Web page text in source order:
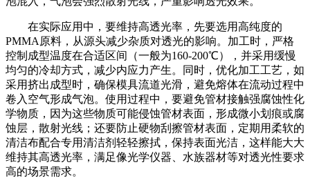
在实际应用中，要维持高透光率，先要选用高纯度的
PMMA原料，从源头减少杂质对透光的影响。加工时，严格
控制成型温度在合适区间（一般为160-200℃），并采用缓慢
均匀的冷却方式，减少内应力产生。同时，优化加工工艺，如
采用挤出成型时，确保模具流道光滑，避免熔体在流动过程中
卷入空气形成气泡。使用过程中，要避免管材接触强腐蚀性化
学物质，因为这些物质可能侵蚀管材表面，形成微小划痕或腐
蚀层，散射光线；还要防止硬物刮擦管材表面，定期用柔软的
清洁布配合专用清洁剂轻轻擦拭，保持表面光洁，这样能大大
维持其高透光率，满足像光学仪器、水族器材等对透光性要求
高的场景需求。